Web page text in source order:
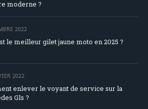
moderne ?
2022
le meilleur gilet jaune moto en 2025 ?
2022
enlever le voyant de service sur la
Gls ?